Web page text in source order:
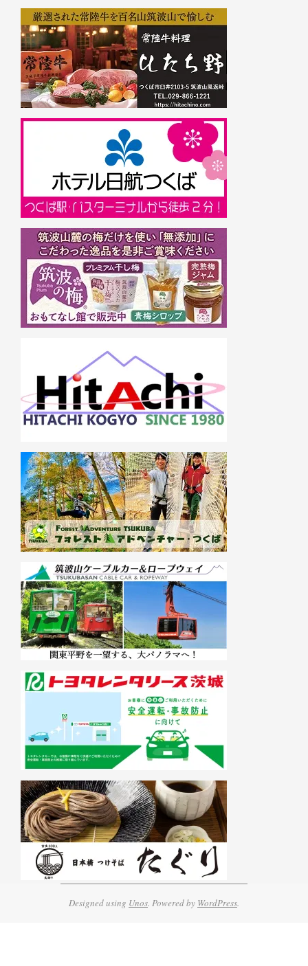
Designed using Unos. Powered by WordPress.